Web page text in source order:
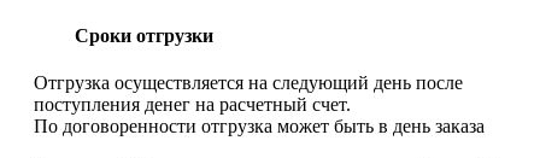
Сроки отгрузки
Отгрузка осуществляется на следующий день после
поступления денег на расчетный счет.
По договоренности отгрузка может быть в день заказа